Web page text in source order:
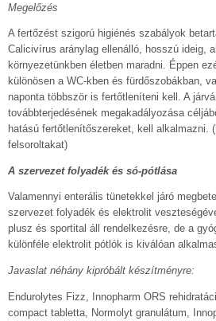
Megelőzés
A fertőzést szigorú higiénés szabályok
Calicivírus aránylag ellenálló, hosszú ideig,
környezetünkben életben maradni. Éppen
különösen a WC-kben és fürdőszobákban,
naponta többször is fertőtleníteni kell. A
továbbterjedésének megakadályozása
hatású fertőtlenítőszereket, kell alkalmazni.
felsoroltakat)
A szervezet folyadék és só-pótlása
Valamennyi enterális tünetekkel járó
szervezet folyadék és elektrolit
plusz és sportital áll rendelkezésre, de a
különféle elektrolit pótlók is kiválóan
Javaslat néhány kipróbált készítményre:
Endurolytes Fizz, Innopharm ORS
compact tabletta, Normolyt granulátum,